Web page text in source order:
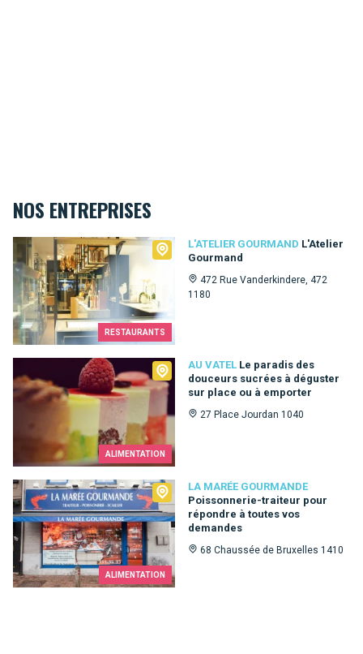
NOS ENTREPRISES
RESTAURANTS
L'ATELIER GOURMAND L'Atelier
Gourmand
472 Rue Vanderkindere, 472
1180
L'Atelier Gourmand
ALIMENTATION
AU VATEL Le paradis des
douceurs sucrées à déguster
sur place ou à emporter
27 Place Jourdan 1040
ALIMENTATION
LA MARÉE GOURMANDE
Poissonnerie-traiteur pour
répondre à toutes vos
demandes
68 Chaussée de Bruxelles 1410
La Marée Gourmande